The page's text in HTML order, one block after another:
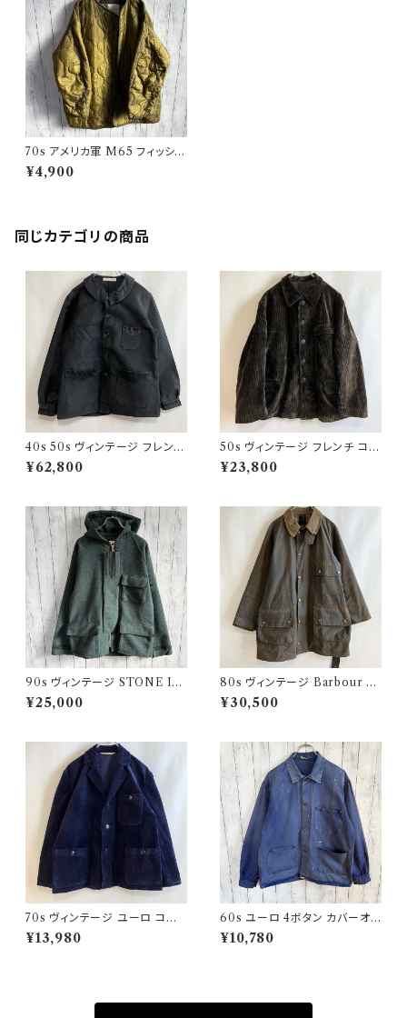
70s アメリカ軍 M65 フィッシュ
テールパーカー ライナージャケ
ット モッズコート ヴィンテージ
¥4,900
同じカテゴリの商品
40s 50s ヴィンテージ フレンチ
Vポケ ブラックモールスキンジャ
ケット カバーオール
¥62,800
50s ヴィンテージ フレンチ コー
デュロイジャケット ビンテージ
ファーマーズジャケット
¥23,800
90s ヴィンテージ STONE ISL
AND ウールジャケット ストーン
アイランド グリーンエッジ
¥25,000
80s ヴィンテージ Barbour 2
ワラント ソルウェイジッパー Sol
way Zipper オイルドジャケット
¥30,500
70s ヴィンテージ ユーロ コー
デュロイ セットアップ ビンテー
ジ
¥13,980
60s ユーロ 4ボタン カバーオ
ール ワークジャケット 月桂樹ボ
タン ヴィンテージ
¥10,780